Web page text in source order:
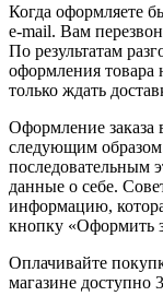
Когда оформляете
e-mail. Вам
По результатам
оформления товара
только ждать
Оформление заказа
следующим
последовательным
данные о себе.
информацию,
кнопку «Оформить
Оплачивайте
магазине доступно